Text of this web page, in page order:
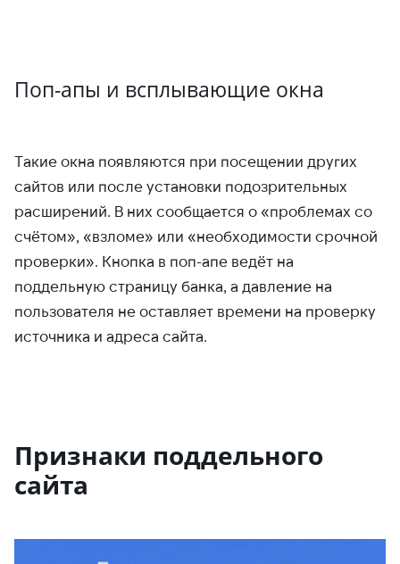
Поп-апы и всплывающие окна
Такие окна появляются при посещении других
сайтов или после установки подозрительных
расширений. В них сообщается о «проблемах со
счётом», «взломе» или «необходимости срочной
проверки». Кнопка в поп-апе ведёт на
поддельную страницу банка, а давление на
пользователя не оставляет времени на проверку
источника и адреса сайта.
Признаки поддельного
сайта